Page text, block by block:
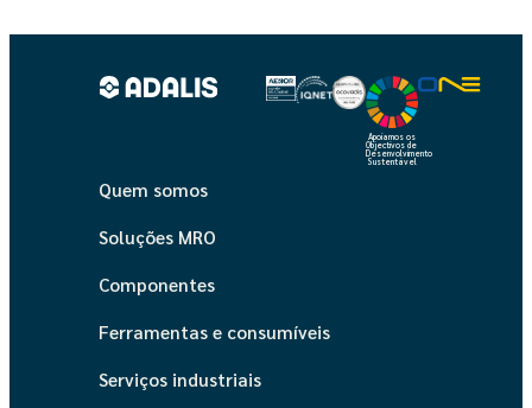
Apoiamos os
Objectivos de
Desenvolvimento
Sustentável
Quem somos
Soluções MRO
Componentes
Ferramentas e consumíveis
Serviços industriais